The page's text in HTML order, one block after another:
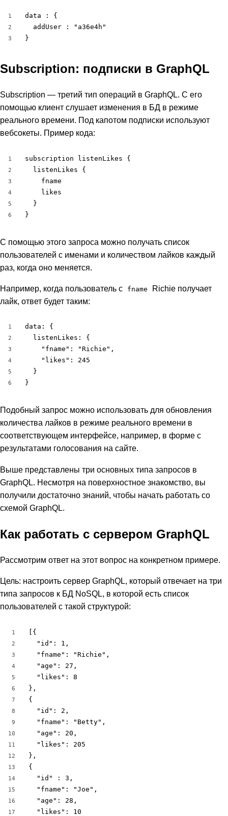
1
2
3
data : {
  addUser : "a36e4h"
}
Subscription: подписки в GraphQL
Subscription — третий тип операций в GraphQL. С его
помощью клиент слушает изменения в БД в режиме
реального времени. Под капотом подписки используют
вебсокеты. Пример кода:
1
2
3
4
5
6
subscription listenLikes {
  listenLikes {
    fname
    likes
  }
}
С помощью этого запроса можно получать список
пользователей с именами и количеством лайков каждый
раз, когда оно меняется.
Например, когда пользователь с fname
Richie получает
лайк, ответ будет таким:
1
2
3
4
5
6
data: {
  listenLikes: {
    "fname": "Richie",
    "likes": 245
  }
}
Подобный запрос можно использовать для обновления
количества лайков в режиме реального времени в
соответствующем интерфейсе, например, в форме с
результатами голосования на сайте.
Выше представлены три основных типа запросов в
GraphQL. Несмотря на поверхностное знакомство, вы
получили достаточно знаний, чтобы начать работать со
схемой GraphQL.
Как работать с сервером GraphQL
Рассмотрим ответ на этот вопрос на конкретном примере.
Цель: настроить сервер GraphQL, который отвечает на три
типа запросов к БД NoSQL, в которой есть список
пользователей с такой структурой:
1
2
3
4
5
6
7
8
9
10
11
12
13
14
15
16
17
[{
  "id": 1,
  "fname": "Richie",
  "age": 27,
  "likes": 8
},
{
  "id": 2,
  "fname": "Betty",
  "age": 20,
  "likes": 205
},
{
  "id" : 3,
  "fname": "Joe",
  "age": 28,
  "likes": 10